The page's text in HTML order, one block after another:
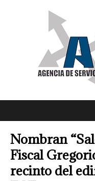
Nombran
Fiscal
recinto del